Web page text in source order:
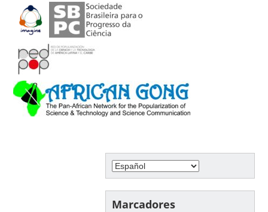
Marcadores